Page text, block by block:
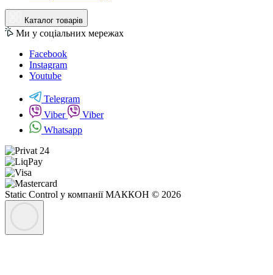
Каталог товарів
Ми у соціальних мережах
Facebook
Instagram
Youtube
Telegram
Viber
Viber
Whatsapp
Static Control у компанії МАККОН © 2026